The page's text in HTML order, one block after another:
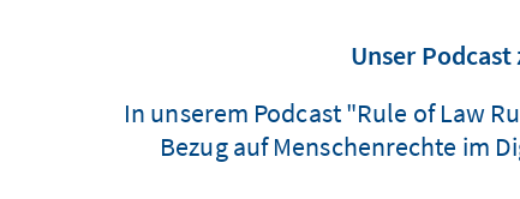
Unser
In unserem Podcast "Rule of Law
Bezug auf Menschenrechte im